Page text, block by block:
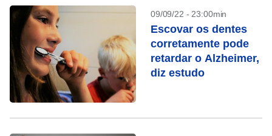
09/09/22 - 23:00min
Escovar os dentes
corretamente pode
retardar o Alzheimer,
diz estudo